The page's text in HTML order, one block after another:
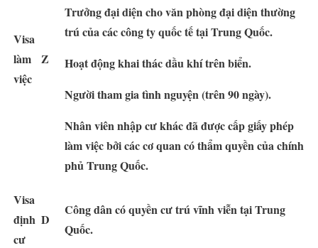
Visa
làm
việc
Z
Trưởng đại diện cho văn phòng đại diện thường
trú của các công ty quốc tế tại Trung Quốc.
Hoạt động khai thác dầu khí trên biển.
Người tham gia tình nguyện (trên 90 ngày).
Nhân viên nhập cư khác đã được cấp giấy phép
làm việc bởi các cơ quan có thẩm quyền của chính
phủ Trung Quốc.
Visa
định
cư
D
Công dân có quyền cư trú vĩnh viễn tại Trung
Quốc.